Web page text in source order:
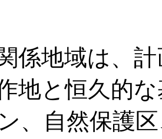
係地域は、
地と恒久的
、自然保護